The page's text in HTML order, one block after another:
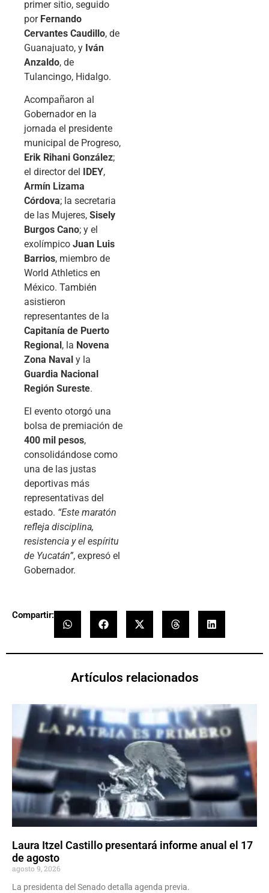
primer sitio, seguido
por Fernando
Cervantes Caudillo, de
Guanajuato, y Iván
Anzaldo, de
Tulancingo, Hidalgo.
Acompañaron al
Gobernador en la
jornada el presidente
municipal de Progreso,
Erik Rihani González;
el director del IDEY,
Armín Lizama
Córdova; la secretaria
de las Mujeres, Sisely
Burgos Cano; y el
exolímpico Juan Luis
Barrios, miembro de
World Athletics en
México. También
asistieron
representantes de la
Capitanía de Puerto
Regional, la Novena
Zona Naval y la
Guardia Nacional
Región Sureste.
El evento otorgó una
bolsa de premiación de
400 mil pesos,
consolidándose como
una de las justas
deportivas más
representativas del
estado. “Este maratón
refleja disciplina,
resistencia y el espíritu
de Yucatán”, expresó el
Gobernador.
Compartir:
Artículos relacionados
Laura Itzel Castillo presentará informe anual el 17
de agosto
agosto 9, 2026
La presidenta del Senado detalla agenda previa.